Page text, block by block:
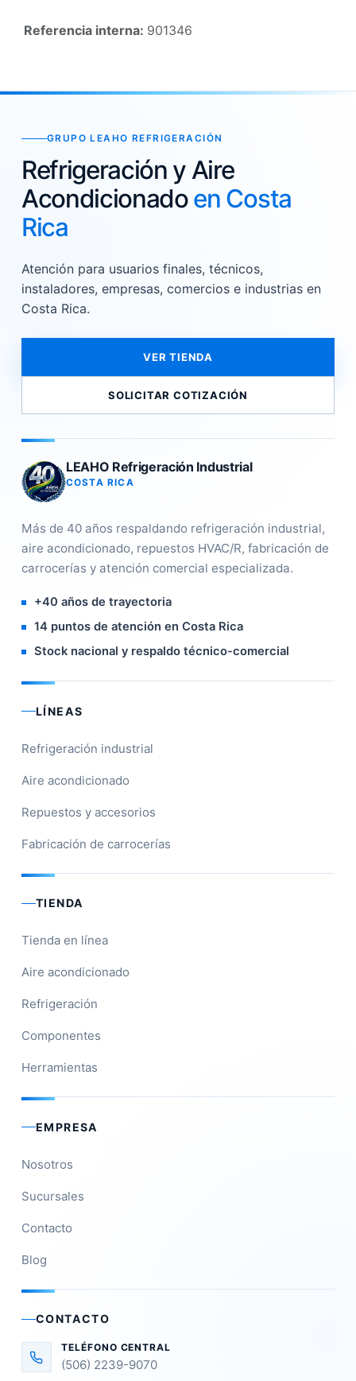
Referencia interna: 901346
GRUPO LEAHO REFRIGERACIÓN
Refrigeración y Aire
Acondicionadoen Costa
Rica
Atención para usuarios finales, técnicos,
instaladores, empresas, comercios e industrias en
Costa Rica.
VER TIENDA
SOLICITAR COTIZACIÓN
LEAHO Refrigeración Industrial
COSTA RICA
Más de 40 años respaldando refrigeración industrial,
aire acondicionado, repuestos HVAC/R, fabricación de
carrocerías y atención comercial especializada.
+40 años de trayectoria
14 puntos de atención en Costa Rica
Stock nacional y respaldo técnico-comercial
LÍNEAS
Refrigeración industrial
Aire acondicionado
Repuestos y accesorios
Fabricación de carrocerías
TIENDA
Tienda en línea
Aire acondicionado
Refrigeración
Componentes
Herramientas
EMPRESA
Nosotros
Sucursales
Contacto
Blog
CONTACTO
TELÉFONO CENTRAL
(506) 2239-9070